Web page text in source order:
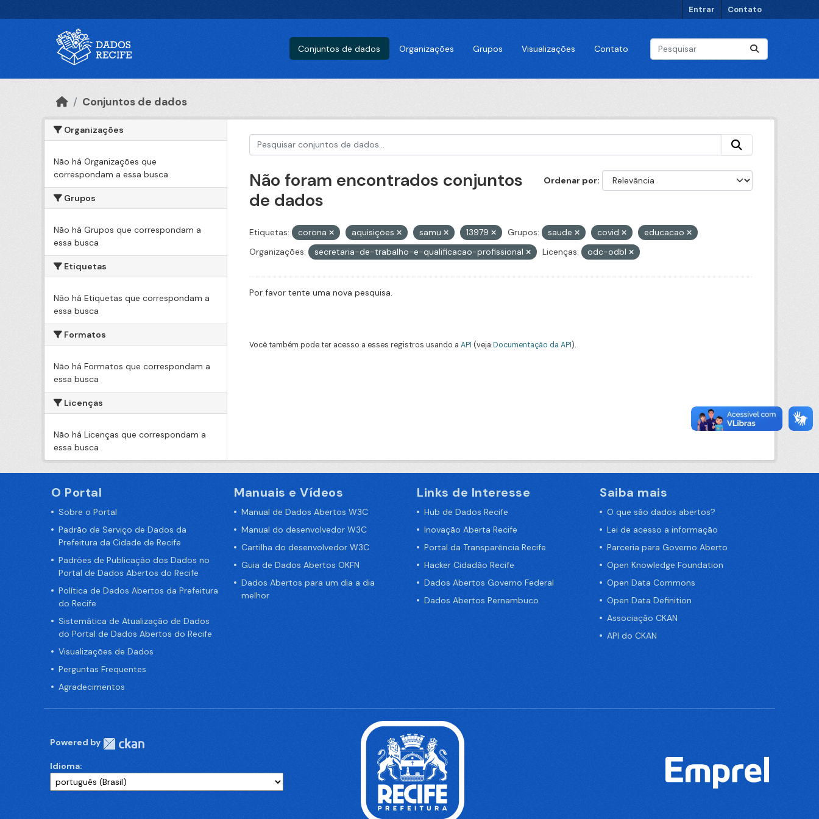
Entrar Contato
Conjuntos de dados Organizações Grupos Visualizações Contato
Conjuntos de dados
Organizações
Não há Organizações que
correspondam a essa busca
Grupos
Não há Grupos que correspondam a
essa busca
Etiquetas
Não há Etiquetas que correspondam a
essa busca
Formatos
Não há Formatos que correspondam a
essa busca
Licenças
Não há Licenças que correspondam a
essa busca
Ordenar por
Não foram encontrados conjuntos
de dados
Etiquetas: corona aquisições samu 13979 Grupos: saude covid
educacao
Organizações:
secretaria-de-trabalho-e-qualificacao-profissional Licenças: odc-odbl
Por favor tente uma nova pesquisa.
Você também pode ter acesso a esses registros usando a API (veja Documentação da API).
O Portal
Sobre o Portal
Padrão de Serviço de Dados da
Prefeitura da Cidade de Recife
Padrões de Publicação dos Dados no
Portal de Dados Abertos do Recife
Política de Dados Abertos da Prefeitura
do Recife
Sistemática de Atualização de Dados
do Portal de Dados Abertos do Recife
Visualizações de Dados
Perguntas Frequentes
Agradecimentos
Manuais e Vídeos
Manual de Dados Abertos W3C
Manual do desenvolvedor W3C
Cartilha do desenvolvedor W3C
Guia de Dados Abertos OKFN
Dados Abertos para um dia a dia
melhor
Links de Interesse
Hub de Dados Recife
Inovação Aberta Recife
Portal da Transparência Recife
Hacker Cidadão Recife
Dados Abertos Governo Federal
Dados Abertos Pernambuco
Saiba mais
O que são dados abertos?
Lei de acesso a informação
Parceria para Governo Aberto
Open Knowledge Foundation
Open Data Commons
Open Data Definition
Associação CKAN
API do CKAN
Powered by
Idioma